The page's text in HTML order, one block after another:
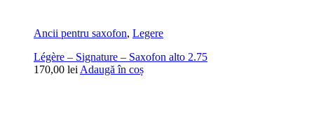
Ancii pentru saxofon, Legere
Légère – Signature – Saxofon alto 2.75
170,00 lei Adaugă în coș